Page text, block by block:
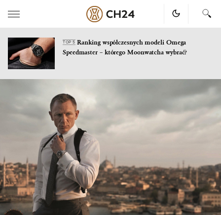
TOP 5Ranking współczesnych modeli Omega
Speedmaster – którego Moonwatcha wybrać?